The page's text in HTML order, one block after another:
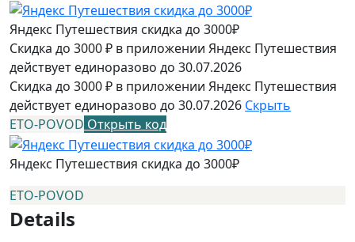
Яндекс Путешествия скидка до 3000₽
Скидка до 3000 ₽ в приложении Яндекс Путешествия
действует единоразово до 30.07.2026
Скидка до 3000 ₽ в приложении Яндекс Путешествия
действует единоразово до 30.07.2026 Скрыть
ETO-POVOD Открыть код
Яндекс Путешествия скидка до 3000₽
ETO-POVOD
Details